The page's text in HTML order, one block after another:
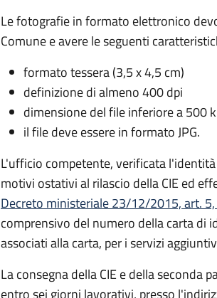
Le fotografie in formato elettronico
Comune e avere le seguenti
formato tessera (3,5 x 4,5 cm)
definizione di almeno 400 dpi
dimensione del file inferiore a 500
il file deve essere in formato JPG.
L'ufficio competente, verificata
motivi ostativi al rilascio della CIE ed
Decreto ministeriale 23/12/2015, art. 5,
comprensivo del numero della carta di
associati alla carta, per i servizi
La consegna della CIE e della seconda
entro sei giorni lavorativi, presso